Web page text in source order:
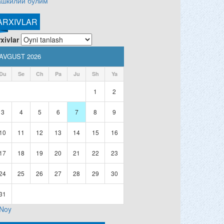
2026
Du Se Ch Pa Ju Sh Ya
1 2
3 4 5 6 7 8 9
10 11 12 13 14 15 16
17 18 19 20 21 22 23
25 26 27 28 29 30